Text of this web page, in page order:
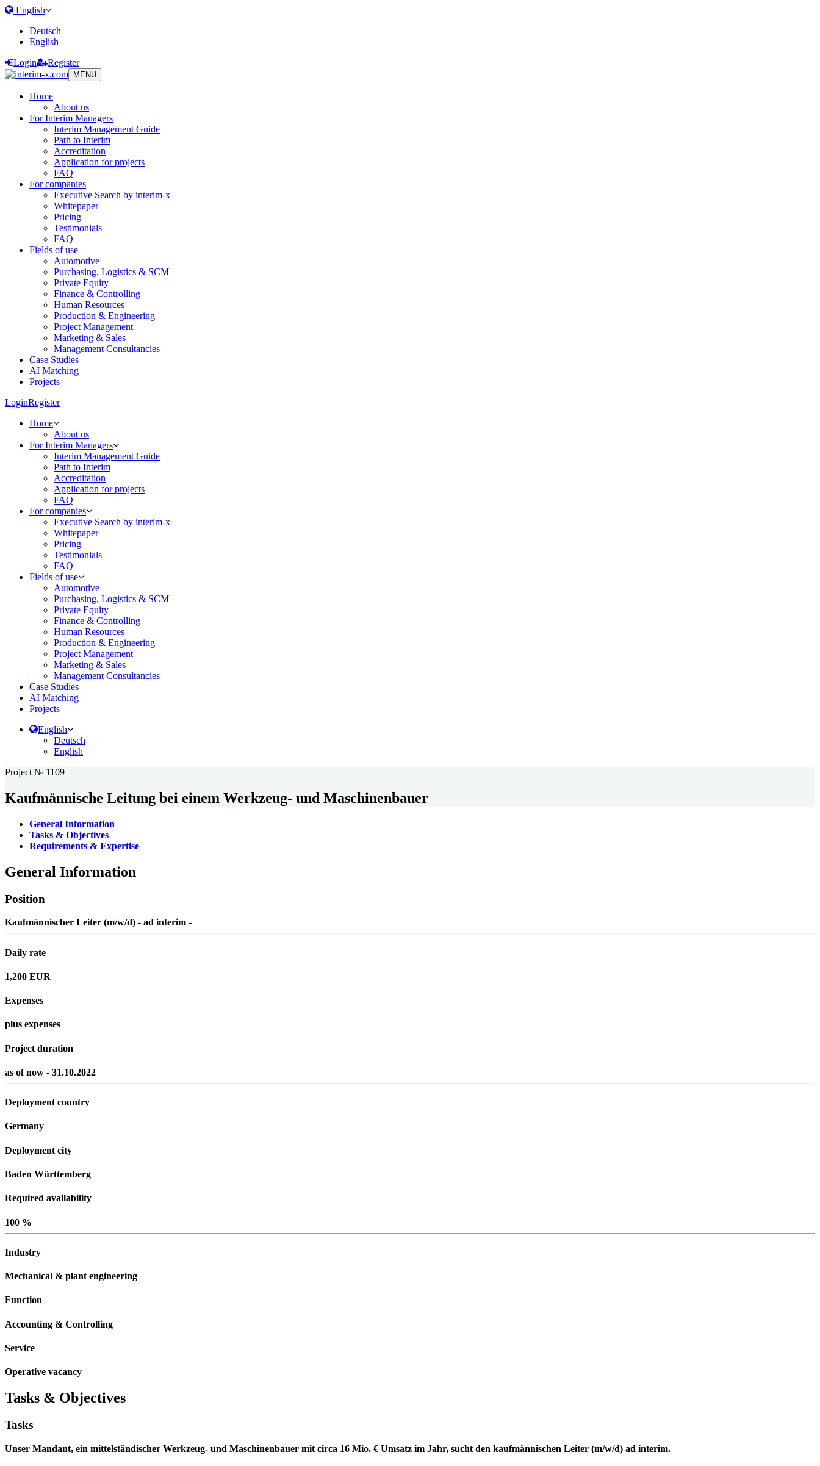
English
Deutsch
English
Login
Register
MENU
Home
About us
For Interim Managers
Interim Management Guide
Path to Interim
Accreditation
Application for projects
FAQ
For companies
Executive Search by interim-x
Whitepaper
Pricing
Testimonials
FAQ
Fields of use
Automotive
Purchasing, Logistics & SCM
Private Equity
Finance & Controlling
Human Resources
Production & Engineering
Project Management
Marketing & Sales
Management Consultancies
Case Studies
AI Matching
Projects
LoginRegister
Home
About us
For Interim Managers
Interim Management Guide
Path to Interim
Accreditation
Application for projects
FAQ
For companies
Executive Search by interim-x
Whitepaper
Pricing
Testimonials
FAQ
Fields of use
Automotive
Purchasing, Logistics & SCM
Private Equity
Finance & Controlling
Human Resources
Production & Engineering
Project Management
Marketing & Sales
Management Consultancies
Case Studies
AI Matching
Projects
English
Deutsch
English
Project № 1109
Kaufmännische Leitung bei einem Werkzeug- und Maschinenbauer
General Information
Tasks & Objectives
Requirements & Expertise
General Information
Position
Kaufmännischer Leiter (m/w/d) - ad interim -
Daily rate
1,200 EUR
Expenses
plus expenses
Project duration
as of now - 31.10.2022
Deployment country
Germany
Deployment city
Baden Württemberg
Required availability
100 %
Industry
Mechanical & plant engineering
Function
Accounting & Controlling
Service
Operative vacancy
Tasks & Objectives
Tasks
Unser Mandant, ein mittelständischer Werkzeug- und Maschinenbauer mit circa 16 Mio. € Umsatz im Jahr, sucht den kaufmännischen Leiter (m/w/d) ad interim.